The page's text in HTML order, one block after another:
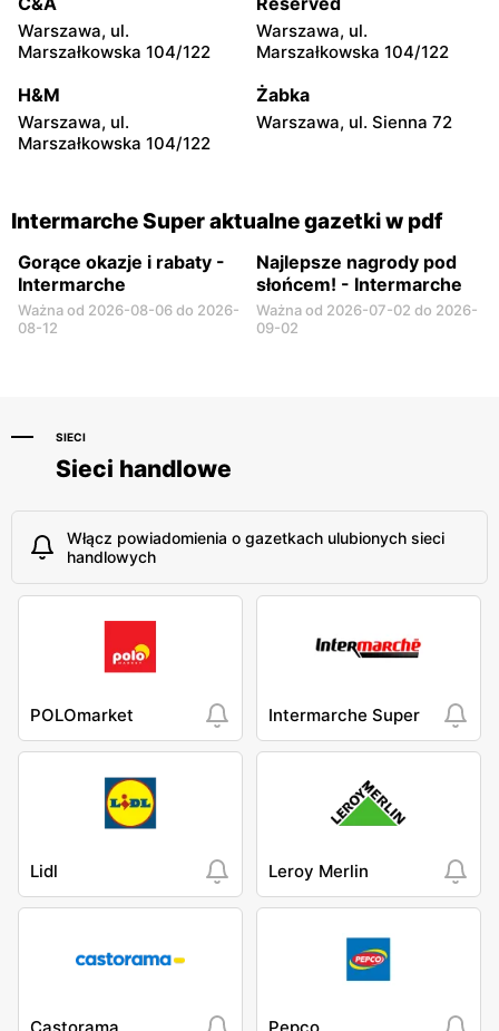
Koszarówka, ul. Białostocka
4
Pajęczno, ul. Kościuszki 78
Intermarche Super
Toruń, ul. Ugory 4
Intermarche Super
Konin, ul. Poznańska 176
Warszawa, ul.
Marszałkowska 104/122
Warszawa, ul.
Marszałkowska 104/122
H&M
Warszawa, ul.
Marszałkowska 104/122
Żabka
Warszawa, ul. Sienna 72
Intermarche Super aktualne gazetki w pdf
Gorące okazje i rabaty -
Intermarche
Ważna od 2026-08-06 do 2026-
08-12
Najlepsze nagrody pod
słońcem! - Intermarche
Ważna od 2026-07-02 do 2026-
09-02
SIECI
Sieci handlowe
Włącz powiadomienia o gazetkach ulubionych sieci
handlowych
POLOmarket Intermarche Super
Lidl Leroy Merlin